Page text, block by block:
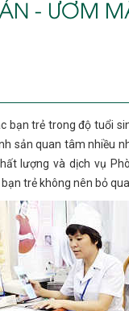
- ƯƠM
bạn trẻ trong độ tuổi
sản quan tâm nhiều
lượng và dịch vụ
trẻ không nên bỏ qua.